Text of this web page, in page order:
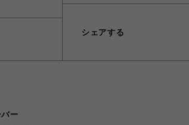
シェアする
バー